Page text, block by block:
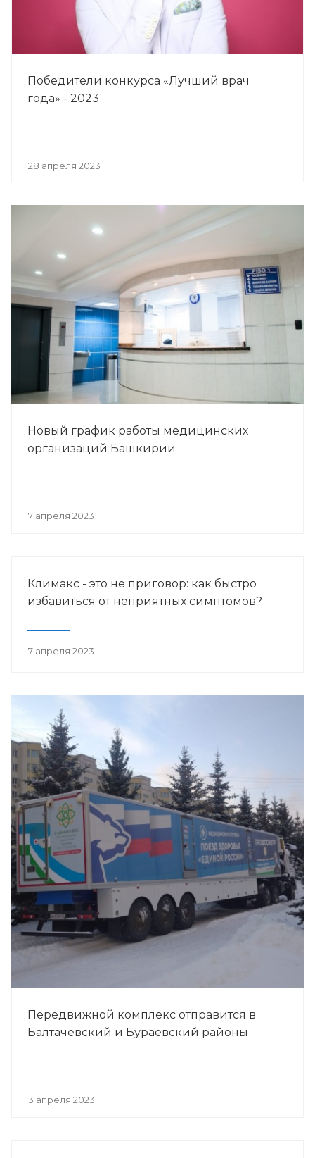
Победители конкурса «Лучший врач
года» - 2023
28 апреля 2023
Новый график работы медицинских
организаций Башкирии
7 апреля 2023
Климакс - это не приговор: как быстро
избавиться от неприятных симптомов?
7 апреля 2023
Передвижной комплекс отправится в
Балтачевский и Бураевский районы
3 апреля 2023